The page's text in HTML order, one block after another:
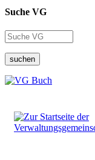
Suche VG
suchen